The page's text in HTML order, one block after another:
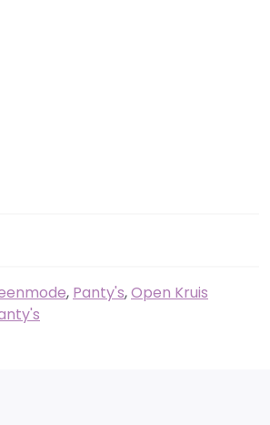
, Panty's,Open Kruis